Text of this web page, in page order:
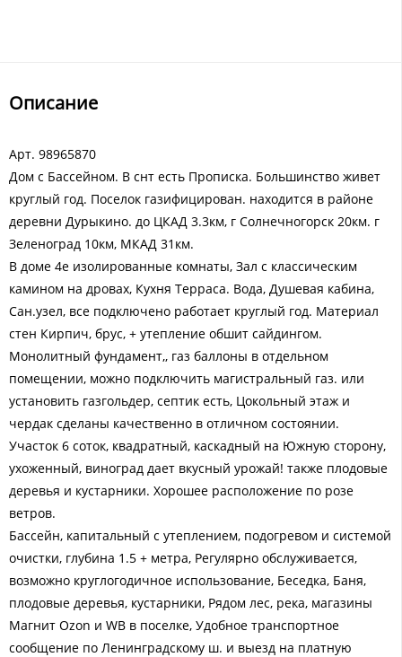
Описание
Арт. 98965870
Дом с Бассейном. В снт есть Прописка. Большинство живет
круглый год. Поселок газифицирован. находится в районе
деревни Дурыкино. до ЦКАД 3.3км, г Солнечногорск 20км. г
Зеленоград 10км, МКАД 31км.
В доме 4е изолированные комнаты, Зал с классическим
камином на дровах, Кухня Терраса. Вода, Душевая кабина,
Сан.узел, все подключено работает круглый год. Материал
стен Кирпич, брус, + утепление обшит сайдингом.
Монолитный фундамент,, газ баллоны в отдельном
помещении, можно подключить магистральный газ. или
установить газгольдер, септик есть, Цокольный этаж и
чердак сделаны качественно в отличном состоянии.
Участок 6 соток, квадратный, каскадный на Южную сторону,
ухоженный, виноград дает вкусный урожай! также плодовые
деревья и кустарники. Хорошее расположение по розе
ветров.
Бассейн, капитальный с утеплением, подогревом и системой
очистки, глубина 1.5 + метра, Регулярно обслуживается,
возможно круглогодичное использование, Беседка, Баня,
плодовые деревья, кустарники, Рядом лес, река, магазины
Магнит Ozon и WB в поселке, Удобное транспортное
сообщение по Ленинградскому ш. и выезд на платную